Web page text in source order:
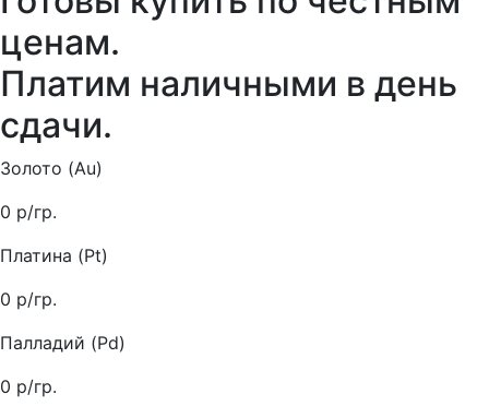
ценам.
Платим наличными в день
сдачи.
Золото (Au)
0 р/гр.
Платина (Pt)
0 р/гр.
Палладий (Pd)
0 р/гр.